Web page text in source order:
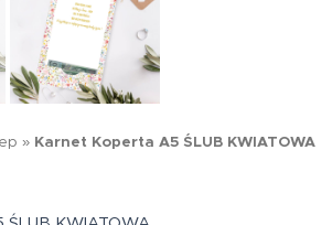
» Karnet Koperta A5 ŚLUB KWIATOWA